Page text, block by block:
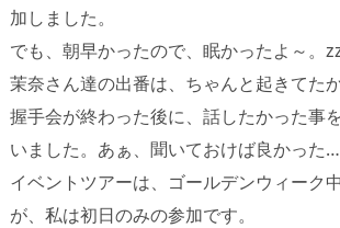
加しました。
でも、朝早かったので、眠かったよ～。
茉奈さん達の出番は、ちゃんと起きてたか
握手会が終わった後に、話したかった事
いました。あぁ、聞いておけば良かった…
イベントツアーは、ゴールデンウィーク
が、私は初日のみの参加です。